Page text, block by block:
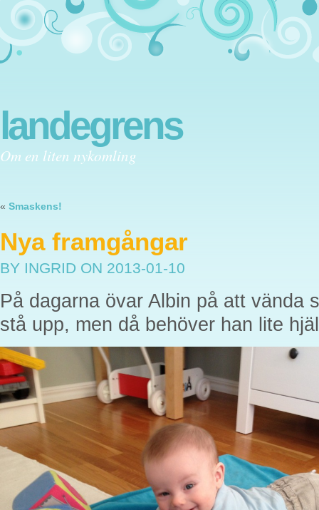
landegrens
Om en liten nykomling
« Smaskens!
Nya framgångar
BY INGRID ON 2013-01-10
På dagarna övar Albin på att vända
stå upp, men då behöver han lite